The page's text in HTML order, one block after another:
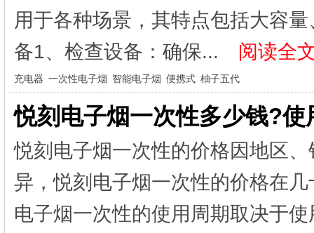
用于各种场景，其特点包括大容
备1、检查设备：确保...
阅读全
充电器 一次性电子烟 智能电子烟 便携式 柚子五代
悦刻电子烟一次性多少钱?
悦刻电子烟一次性的价格因地区
异，悦刻电子烟一次性的价格在
电子烟一次性的使用周期取决于